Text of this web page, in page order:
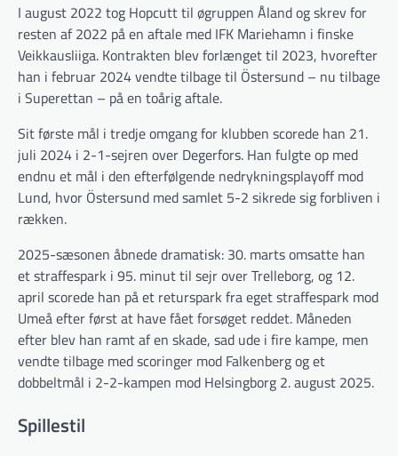
I august 2022 tog Hopcutt til øgruppen Åland og skrev for
resten af 2022 på en aftale med IFK Mariehamn i finske
Veikkausliiga. Kontrakten blev forlænget til 2023, hvorefter
han i februar 2024 vendte tilbage til Östersund – nu tilbage
i Superettan – på en toårig aftale.
Sit første mål i tredje omgang for klubben scorede han 21.
juli 2024 i 2-1-sejren over Degerfors. Han fulgte op med
endnu et mål i den efterfølgende nedrykningsplayoff mod
Lund, hvor Östersund med samlet 5-2 sikrede sig forbliven i
rækken.
2025-sæsonen åbnede dramatisk: 30. marts omsatte han
et straffespark i 95. minut til sejr over Trelleborg, og 12.
april scorede han på et returspark fra eget straffespark mod
Umeå efter først at have fået forsøget reddet. Måneden
efter blev han ramt af en skade, sad ude i fire kampe, men
vendte tilbage med scoringer mod Falkenberg og et
dobbeltmål i 2-2-kampen mod Helsingborg 2. august 2025.
Spillestil